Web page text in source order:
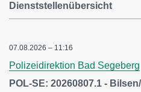
Dienststellenübersicht
07.08.2026 – 11:16
Polizeidirektion Bad Segeberg
POL-SE: 20260807.1 -